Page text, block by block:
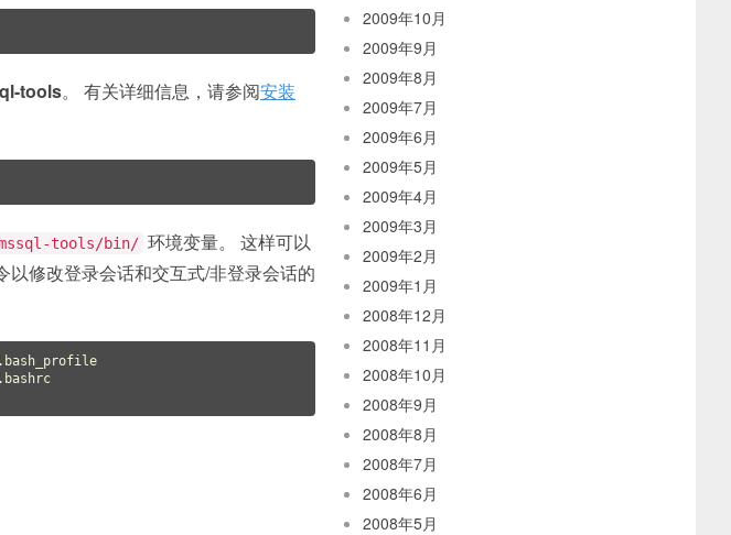
tools。 有关详细信息，请参阅安装
tools/bin/ 环境变量。 这样可以
修改登录会话和交互式/非登录会话的
2009年10月
2009年9月
2009年8月
2009年7月
2009年6月
2009年5月
2009年4月
2009年3月
2009年2月
2009年1月
2008年12月
2008年11月
2008年10月
2008年9月
2008年8月
2008年7月
2008年6月
2008年5月